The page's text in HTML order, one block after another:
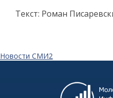
Текст: Роман
Новости СМИ2